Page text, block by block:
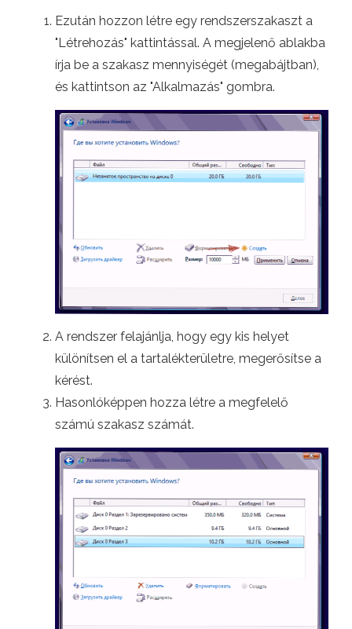
Ezután hozzon létre egy rendszerszakaszt a
"Létrehozás" kattintással. A megjelenő ablakba
írja be a szakasz mennyiségét (megabájtban),
és kattintson az "Alkalmazás" gombra.
A rendszer felajánlja, hogy egy kis helyet
különítsen el a tartalékterületre, megerősítse a
kérést.
Hasonlóképpen hozza létre a megfelelő
számú szakasz számát.